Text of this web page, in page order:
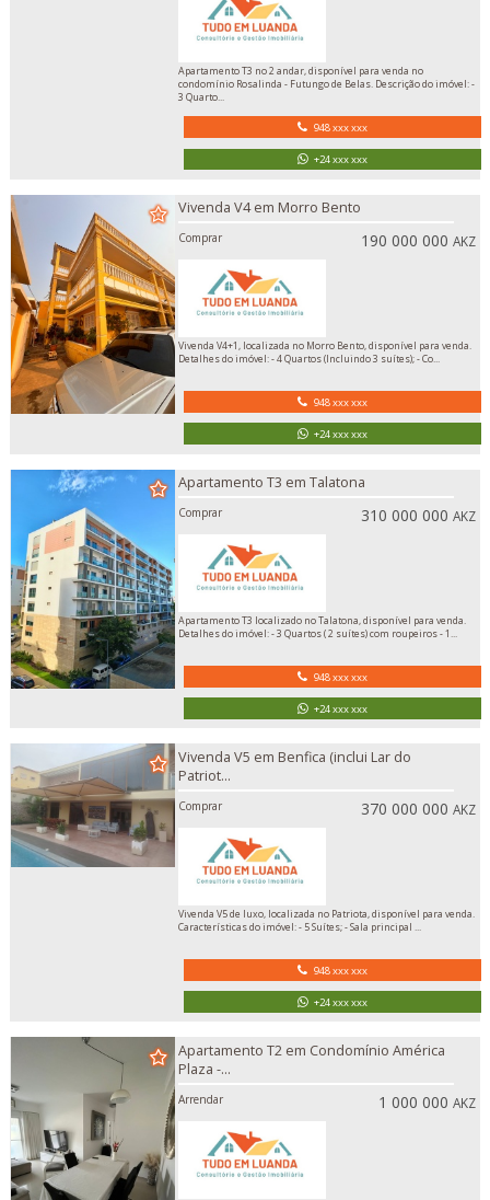
Apartamento T3 no 2 andar, disponível para venda no
condomínio Rosalinda - Futungo de Belas. Descrição do imóvel: -
3 Quarto...
948 xxx xxx
+24 xxx xxx
Vivenda V4 em Morro Bento
Comprar 190 000 000AKZ
Vivenda V4+1, localizada no Morro Bento, disponível para venda.
Detalhes do imóvel: - 4 Quartos (Incluindo 3 suítes); - Co...
948 xxx xxx
+24 xxx xxx
Apartamento T3 em Talatona
Comprar 310 000 000AKZ
Apartamento T3 localizado no Talatona, disponível para venda.
Detalhes do imóvel: - 3 Quartos ( 2 suítes) com roupeiros - 1...
948 xxx xxx
+24 xxx xxx
Vivenda V5 em Benfica (inclui Lar do
Patriot...
Comprar 370 000 000AKZ
Vivenda V5 de luxo, localizada no Patriota, disponível para venda.
Características do imóvel: - 5 Suítes; - Sala principal ...
948 xxx xxx
+24 xxx xxx
Apartamento T2 em Condomínio América
Plaza -...
Arrendar 1 000 000AKZ